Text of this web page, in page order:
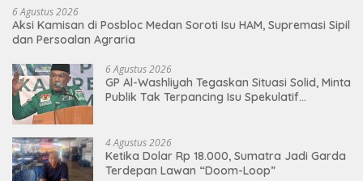
6 Agustus 2026
Aksi Kamisan di Posbloc Medan Soroti Isu HAM, Supremasi Sipil
dan Persoalan Agraria
6 Agustus 2026
GP Al-Washliyah Tegaskan Situasi Solid, Minta
Publik Tak Terpancing Isu Spekulatif
4 Agustus 2026
Ketika Dolar Rp 18.000, Sumatra Jadi Garda
Terdepan Lawan “Doom-Loop”